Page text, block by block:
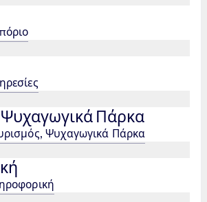
Πάρκα
Ψυχαγωγικά Πάρκα